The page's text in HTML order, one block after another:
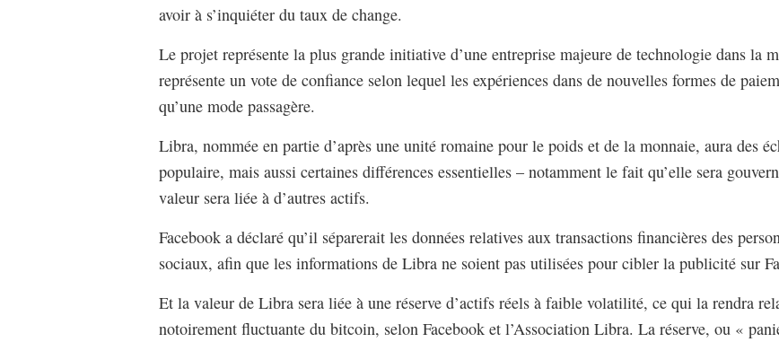
avoir à s’inquiéter du taux de change.
Le projet représente la plus grande initiative d’une entreprise majeure de technologie dans la
représente un vote de confiance selon lequel les expériences dans de nouvelles formes de
qu’une mode passagère.
Libra, nommée en partie d’après une unité romaine pour le poids et de la monnaie, aura des
populaire, mais aussi certaines différences essentielles – notamment le fait qu’elle sera
valeur sera liée à d’autres actifs.
Facebook a déclaré qu’il séparerait les données relatives aux transactions financières des
sociaux, afin que les informations de Libra ne soient pas utilisées pour cibler la publicité sur
Et la valeur de Libra sera liée à une réserve d’actifs réels à faible volatilité, ce qui la rendra
notoirement fluctuante du bitcoin, selon Facebook et l’Association Libra. La réserve, ou «